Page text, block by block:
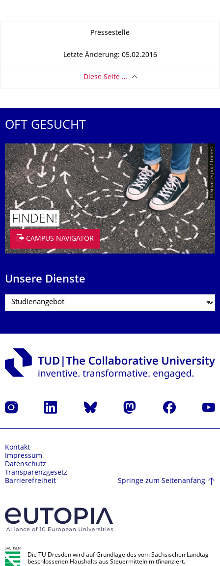
Pressestelle
Letzte Änderung: 05.02.2016
Diese Seite …
OFT GESUCHT
© Smarterpix / tomert
FINDEN!
CAMPUS NAVIGATOR
Unsere Dienste
Instagram LinkedIn Bluesky Mastodon Facebook
Kontakt
Impressum
Datenschutz
Transparenzgesetz
Barrierefreiheit
Springe zum Seitenanfang
Die TU Dresden wird auf Grundlage des vom Sächsischen Landtag
beschlossenen Haushalts aus Steuermitteln mitfinanziert.